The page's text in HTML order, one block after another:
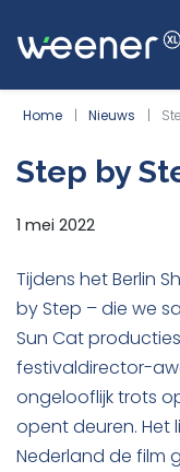
WEENER XL
Home Nieuws
Step by
1 mei 2022
Tijdens het Berlin
by Step – die we
Sun Cat
festivaldirector-
ongelooflijk trots
opent deuren. Het
Nederland de film